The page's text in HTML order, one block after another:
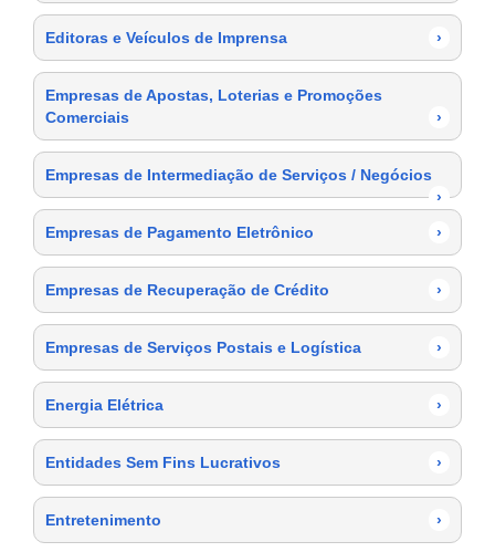
Editoras e Veículos de Imprensa ›
Empresas de Apostas, Loterias e Promoções
Comerciais
›
Empresas de Intermediação de Serviços / Negócios
›
Empresas de Pagamento Eletrônico
›
Empresas de Recuperação de Crédito ›
Empresas de Serviços Postais e Logística ›
Energia Elétrica ›
Entidades Sem Fins Lucrativos ›
Entretenimento ›